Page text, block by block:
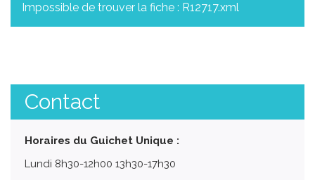
Impossible de trouver la fiche : R12717.xml
Contact
Horaires du Guichet Unique :
Lundi 8h30-12h00 13h30-17h30